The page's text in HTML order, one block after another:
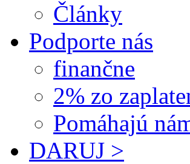
Články
Podporte nás
finančne
2% zo
Pomáhajú
DARUJ >